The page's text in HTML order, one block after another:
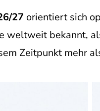
27 orientiert sich
weltweit bekannt,
Zeitpunkt mehr